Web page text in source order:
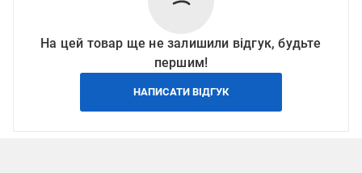
На цей товар ще не залишили відгук, будьте
першим!
НАПИСАТИ ВІДГУК